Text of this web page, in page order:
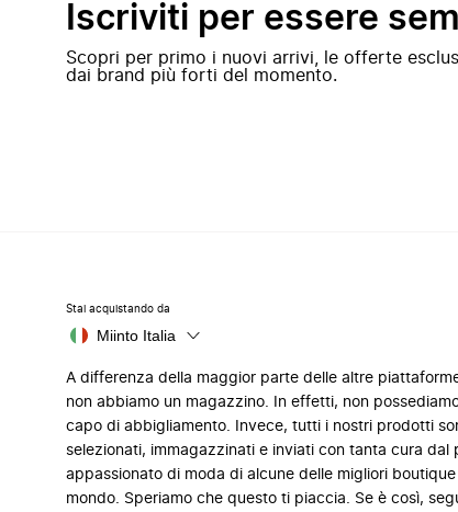
Iscriviti per essere
Scopri per primo i nuovi arrivi, le offerte
dai brand più forti del momento.
Stai acquistando da
Miinto Italia
A differenza della maggior parte delle altre
non abbiamo un magazzino. In effetti, non
capo di abbigliamento. Invece, tutti i nostri prodotti
selezionati, immagazzinati e inviati con tanta cura dal
appassionato di moda di alcune delle migliori boutique
mondo. Speriamo che questo ti piaccia. Se è così,